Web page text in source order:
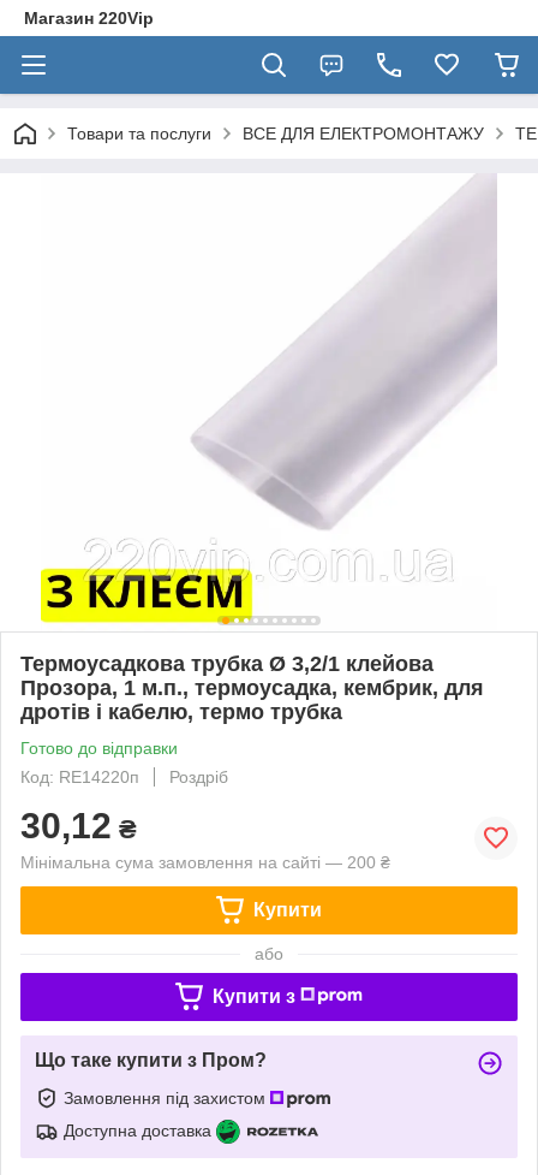
Магазин 220Vip
Товари та послуги ВСЕ ДЛЯ ЕЛЕКТРОМОНТАЖУ
Термоусадкова трубка Ø 3,2/1 клейова
Прозора, 1 м.п., термоусадка, кембрик, для
дротів і кабелю, термо трубка
Готово до відправки
Код: RE14220п
Роздріб
30,12 ₴
Мінімальна сума замовлення на сайті — 200 ₴
Купити
або
Купити з
Що таке купити з Пром?
Замовлення під захистом
Доступна доставка